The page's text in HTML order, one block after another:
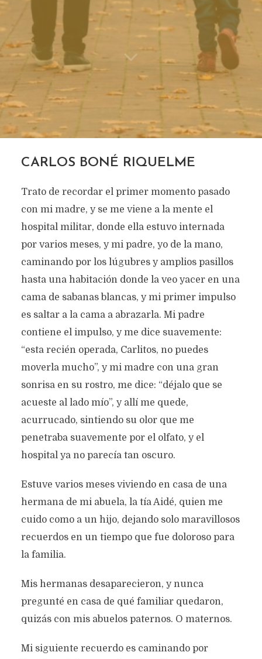
CARLOS BONÉ RIQUELME
Trato de recordar el primer momento pasado
con mi madre, y se me viene a la mente el
hospital militar, donde ella estuvo internada
por varios meses, y mi padre, yo de la mano,
caminando por los lúgubres y amplios pasillos
hasta una habitación donde la veo yacer en una
cama de sabanas blancas, y mi primer impulso
es saltar a la cama a abrazarla. Mi padre
contiene el impulso, y me dice suavemente:
“esta recién operada, Carlitos, no puedes
moverla mucho”, y mi madre con una gran
sonrisa en su rostro, me dice: “déjalo que se
acueste al lado mío”, y allí me quede,
acurrucado, sintiendo su olor que me
penetraba suavemente por el olfato, y el
hospital ya no parecía tan oscuro.
Estuve varios meses viviendo en casa de una
hermana de mi abuela, la tía Aidé, quien me
cuido como a un hijo, dejando solo maravillosos
recuerdos en un tiempo que fue doloroso para
la familia.
Mis hermanas desaparecieron, y nunca
pregunté en casa de qué familiar quedaron,
quizás con mis abuelos paternos. O maternos.
Mi siguiente recuerdo es caminando por